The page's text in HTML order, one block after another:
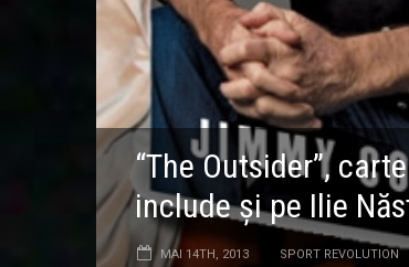
“The Outsider”,
include și pe Ilie
MAI 14TH, 2013 SPORT REVOLUTION